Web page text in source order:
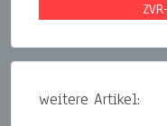
weitere Artikel: